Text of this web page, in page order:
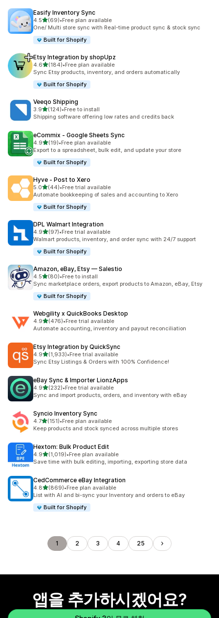
Easify Inventory Sync
4.5별 5개 중
(69)
총 리뷰 69개
•Free plan available
One/ Multi store sync with Real-time product sync & stock sync
Built for Shopify
Etsy Integration by shopUpz
4.6별 5개 중
(184)
총 리뷰 184개
•Free plan available
Sync Etsy products, inventory, and orders automatically
Built for Shopify
Veeqo Shipping
3.9별 5개 중
(124)
총 리뷰 124개
•Free to install
Shipping software offering low rates and credits back
eCommix ‑ Google Sheets Sync
4.9별 5개 중
(19)
총 리뷰 19개
•Free plan available
Export to a spreadsheet, bulk edit, and update your store
Built for Shopify
Hyve ‑ Post to Xero
5.0별 5개 중
(44)
총 리뷰 44개
•Free trial available
Automate bookkeeping of sales and accounting to Xero
Built for Shopify
DPL Walmart Integration
4.9별 5개 중
(97)
총 리뷰 97개
•Free trial available
Walmart products, inventory, and order sync with 24/7 support
Built for Shopify
Amazon, eBay, Etsy — Salestio
4.5별 5개 중
(80)
총 리뷰 80개
•Free to install
Sync marketplace orders, export products to Amazon, eBay, Etsy
Built for Shopify
Webgility x QuickBooks Desktop
4.9별 5개 중
(476)
총 리뷰 476개
•Free trial available
Automate accounting, inventory and payout reconciliation
Etsy Integration by QuickSync
4.9별 5개 중
(1,933)
총 리뷰 1933개
•Free trial available
Sync Etsy Listings & Orders with 100% Confidence!
eBay Sync & Importer LionzApps
4.9별 5개 중
(232)
총 리뷰 232개
•Free trial available
Sync and import products, orders, and inventory with eBay
Syncio Inventory Sync
4.7별 5개 중
(151)
총 리뷰 151개
•Free plan available
Keep products and stock synced across multiple stores
Hextom: Bulk Product Edit
4.9별 5개 중
(1,019)
총 리뷰 1019개
•Free plan available
Save time with bulk editing, importing, exporting store data
CedCommerce eBay Integration
4.8별 5개 중
(869)
총 리뷰 869개
•Free plan available
List with AI and bi-sync your Inventory and orders to eBay
Built for Shopify
1 2 3 4 25
앱을 추가하시겠어요?